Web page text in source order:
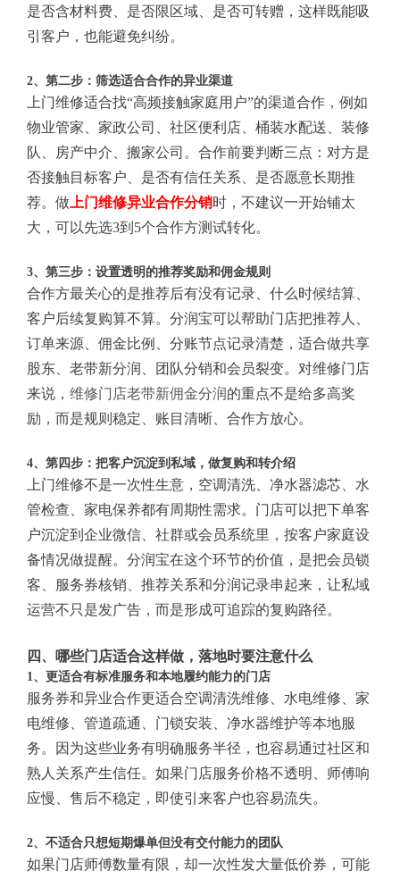
是否含材料费、是否限区域、是否可转赠，这样既能吸
引客户，也能避免纠纷。
2、第二步：筛选适合合作的异业渠道
上门维修适合找“高频接触家庭用户”的渠道合作，例如
物业管家、家政公司、社区便利店、桶装水配送、装修
队、房产中介、搬家公司。合作前要判断三点：对方是
否接触目标客户、是否有信任关系、是否愿意长期推
荐。做 上门维修异业合作分销时，不建议一开始铺太
大，可以先选3到5个合作方测试转化。
3、第三步：设置透明的推荐奖励和佣金规则
合作方最关心的是推荐后有没有记录、什么时候结算、
客户后续复购算不算。分润宝可以帮助门店把推荐人、
订单来源、佣金比例、分账节点记录清楚，适合做共享
股东、老带新分润、团队分销和会员裂变。对维修门店
来说， 维修门店老带新佣金分润的重点不是给多高奖
励，而是规则稳定、账目清晰、合作方放心。
4、第四步：把客户沉淀到私域，做复购和转介绍
上门维修不是一次性生意，空调清洗、净水器滤芯、水
管检查、家电保养都有周期性需求。门店可以把下单客
户沉淀到企业微信、社群或会员系统里，按客户家庭设
备情况做提醒。分润宝在这个环节的价值，是把会员锁
客、服务券核销、推荐关系和分润记录串起来，让私域
运营不只是发广告，而是形成可追踪的复购路径。
四、哪些门店适合这样做，落地时要注意什么
1、更适合有标准服务和本地履约能力的门店
服务券和异业合作更适合空调清洗维修、水电维修、家
电维修、管道疏通、门锁安装、净水器维护等本地服
务。因为这些业务有明确服务半径，也容易通过社区和
熟人关系产生信任。如果门店服务价格不透明、师傅响
应慢、售后不稳定，即使引来客户也容易流失。
2、不适合只想短期爆单但没有交付能力的团队
如果门店师傅数量有限，却一次性发大量低价券，可能